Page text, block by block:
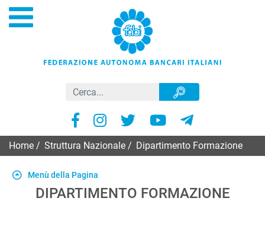
Home Struttura Nazionale Dipartimento Formazione
Menù della Pagina
DIPARTIMENTO FORMAZIONE